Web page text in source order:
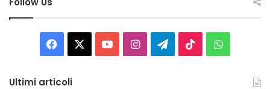
Facebook You InstagramTelegram
TikTok
Ultimi articoli